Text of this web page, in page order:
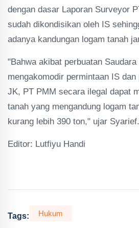
dengan dasar Laporan Surveyor
sudah dikondisikan oleh IS
adanya kandungan logam tanah
"Bahwa akibat perbuatan
mengakomodir permintaan IS
JK, PT PMM secara ilegal dapat
tanah yang mengandung logam
kurang lebih 390 ton," ujar
Editor: Lutfiyu Handi
Tags: Hukum